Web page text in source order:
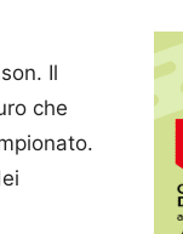
Il
che